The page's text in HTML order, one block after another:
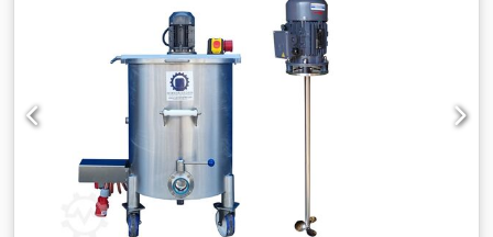
Unutarnji Ø 1190 mm x cilindrična visina 1000 mm Vanjski
Ø: 1390 mm Ukupna visina: cca. 1300 mm + motor miješala
Materijal: 1.4301 / AISI304 nehrđajući čelik Površina: IIIc/IIId
/ satinirana Unutarnji zavareni šavovi brušeni Maks. radna
temperatura: 110°C Maks. radni tlak: ATM - Vertikalna
izvedba na četiri cijevaste noge sa tunelom za viličar -
Gornji poklopac: Središnji nosač s dvije preklopne polovice
poklopca - Donji poklopac: Ravan poklopac koso ugrađen sa
bočnim izlazom DN50 DIN11851 i disk ventilom, brtva
EPDM - Izolacija t=50mm kamene vune oko cilindra,